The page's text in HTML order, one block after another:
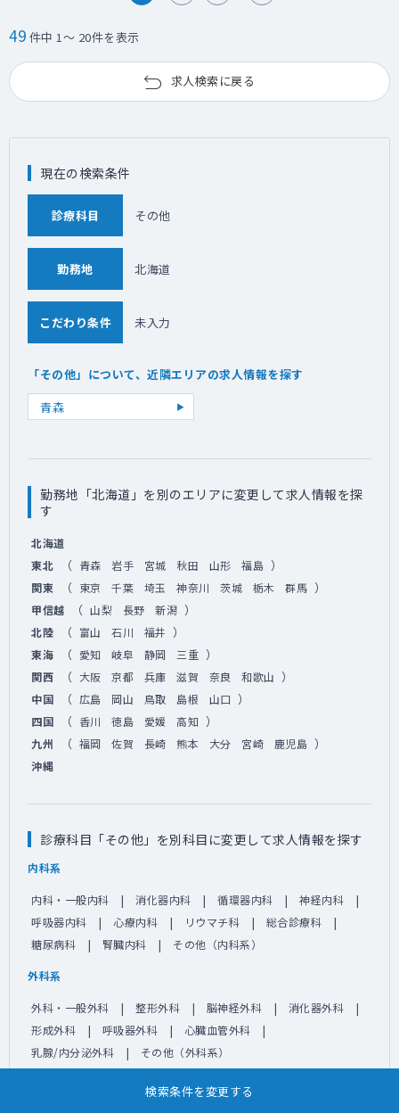
49 件中 1～ 20件を表示
求人検索に戻る
検索条件を変更する
現在の検索条件
診療科目 その他
勤務地 北海道
こだわり条件 未入力
「その他」について、近隣エリアの求人情報を探す
青森
勤務地「北海道」を別のエリアに変更して求人情報を探
す
北海道
東北
（ 青森 岩手 宮城 秋田 山形 福島 ）
関東 （ 東京 千葉 埼玉 神奈川 茨城 栃木 群馬 ）
甲信越 （ 山梨 長野 新潟 ）
北陸 （ 富山 石川 福井 ）
東海 （ 愛知 岐阜 静岡 三重 ）
関西 （ 大阪 京都 兵庫 滋賀 奈良 和歌山 ）
中国 （ 広島 岡山 鳥取 島根 山口 ）
四国 （ 香川 徳島 愛媛 高知 ）
九州 （ 福岡 佐賀 長崎 熊本 大分 宮崎 鹿児島 ）
沖縄
診療科目「その他」を別科目に変更して求人情報を探す
内科系
内科・一般内科 消化器内科 循環器内科
神経内科
呼吸器内科
心療内科 リウマチ科
総合診療科
糖尿病科
腎臓内科 その他（内科系）
外科系
外科・一般外科 整形外科 脳神経外科
消化器外科
形成外科
呼吸器外科
心臓血管外科
乳腺/内分泌外科
その他（外科系）